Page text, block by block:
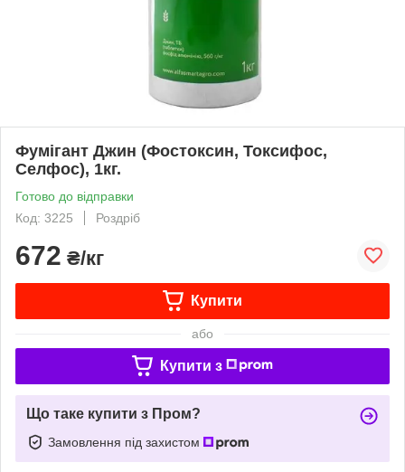
Фумігант Джин (Фостоксин, Токсифос,
Селфос), 1кг.
Готово до відправки
Код: 3225
Роздріб
672 ₴/кг
Купити
або
Купити з
Що таке купити з Пром?
Замовлення під захистом